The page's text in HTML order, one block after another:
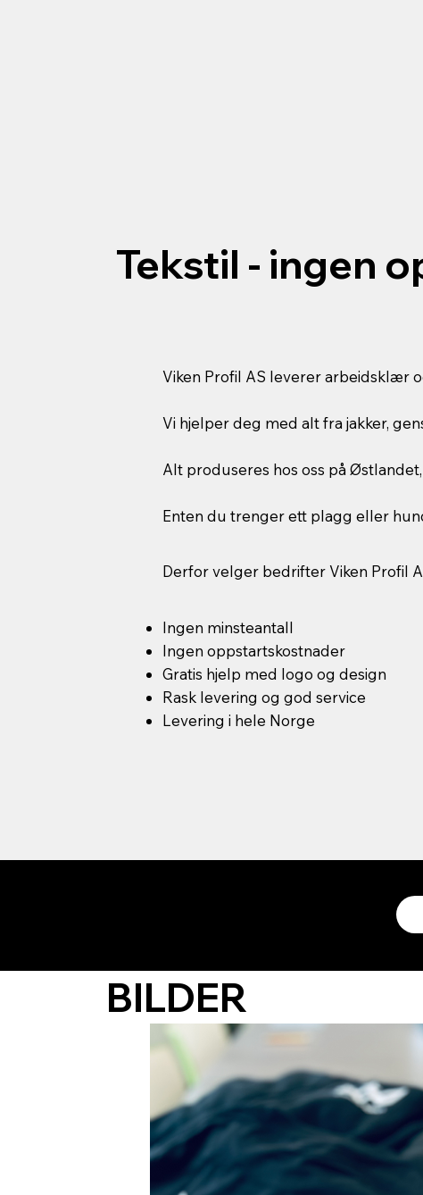
BILDER
Tekstil - ingen
Viken Profil AS leverer arbeidsklær
Vi hjelper deg med alt fra jakker,
Alt produseres hos oss på
Enten du trenger ett plagg eller
Derfor velger bedrifter Viken Profil
Ingen minsteantall
Ingen oppstartskostnader
Gratis hjelp med logo og design
Rask levering og god service
Levering i hele Norge